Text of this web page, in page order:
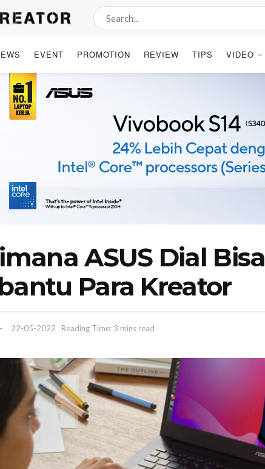
EVENT PROMOTION REVIEW TIPS VIDEO
ASUS Dial Bisa
Para Kreator
22-05-2022 Reading Time: 3 mins read